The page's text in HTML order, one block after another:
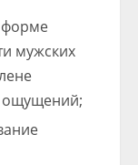
форме
мужских
ощущений;